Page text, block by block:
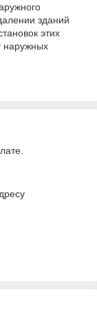
зданий
этих
наружных